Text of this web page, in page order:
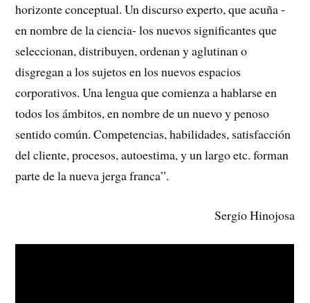
horizonte conceptual. Un discurso experto, que acuña -
en nombre de la ciencia- los nuevos significantes que
seleccionan, distribuyen, ordenan y aglutinan o
disgregan a los sujetos en los nuevos espacios
corporativos. Una lengua que comienza a hablarse en
todos los ámbitos, en nombre de un nuevo y penoso
sentido común. Competencias, habilidades, satisfacción
del cliente, procesos, autoestima, y un largo etc. forman
parte de la nueva jerga franca”.
Sergio Hinojosa